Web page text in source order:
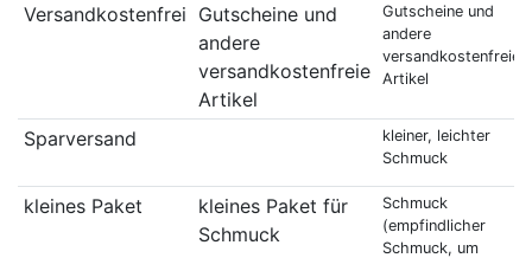
Versandkostenfrei Gutscheine und
andere
versandkostenfreie
Artikel
Gutscheine und
andere
versandkostenfreie
Artikel
Sparversand
kleiner, leichter
Schmuck
kleines Paket
kleines Paket für
Schmuck
Schmuck
(empfindlicher
Schmuck, um